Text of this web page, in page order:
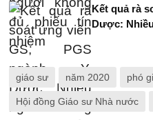
Kết quả rà
Dược:
giáo sư năm 2020 phó
Hội đồng Giáo sư Nhà nước